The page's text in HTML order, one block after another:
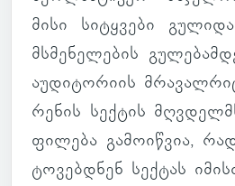
მისი სი­ტყვები
მსმე­ნე­ლე­ბის
აუ­დი­ტო­რიის
რე­ნის სექ­ტის
ფი­ლება გა­მო­იწ­ვია,
ტო­ვებ­დნენ სექ­ტას